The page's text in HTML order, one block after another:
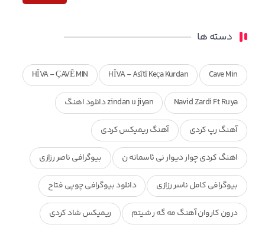
دسته ها
Cave Min
HÎVA - Asîtî Keça Kurdan
HÎVA - ÇAVÊ MIN
Navid Zardi Ft Ruya zindan u jiyan دانلود اهنگ
آهنگ رپ کردی آهنگ ریمیکس کردی
اهنگ کردی چوار دیوار نی ئاسمانه ن بیوگرافی ناصر رزازی
بیوگرافی کامل ناسر رزازی دانلود بیوگرافی چوپی فتاح
درون کاروان آهنگ مه گه ر شیتم ریمیکس شاد کردی